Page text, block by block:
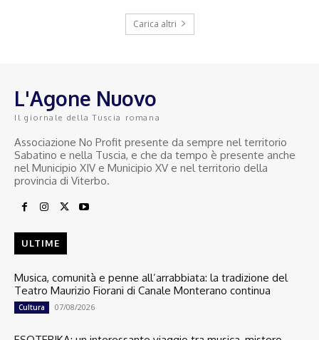
Carica altri
L'Agone Nuovo
Il giornale della Tuscia romana
Associazione No Profit presente da sempre nel territorio
Sabatino e nella Tuscia, e che da tempo è presente anche
nel Municipio XIV e Municipio XV e nel territorio della
provincia di Viterbo.
ULTIME
Musica, comunità e penne all’arrabbiata: la tradizione del
Teatro Maurizio Fiorani di Canale Monterano continua
Cultura 07/08/2026